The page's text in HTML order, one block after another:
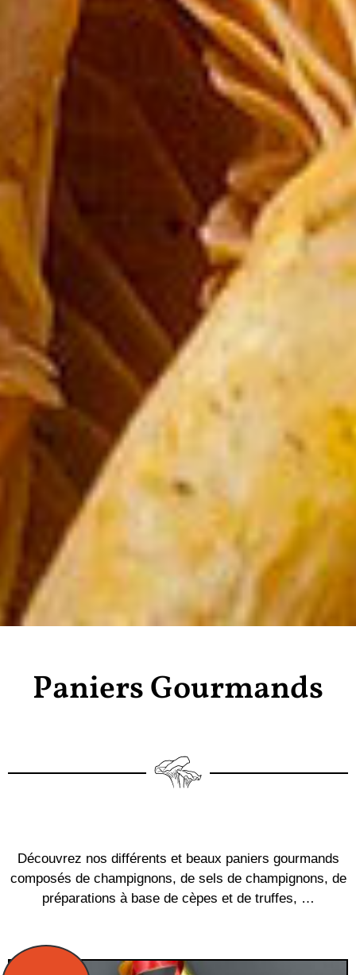
Paniers Gourmands
Découvrez nos différents et beaux paniers gourmands
composés de champignons, de sels de champignons, de
préparations à base de cèpes et de truffes, …